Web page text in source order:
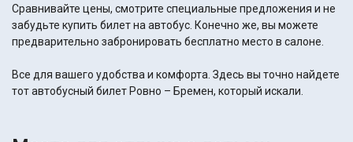
Сравнивайте цены, смотрите специальные предложения и не
забудьте купить билет на автобус. Конечно же, вы можете
предварительно забронировать бесплатно место в салоне.
Все для вашего удобства и комфорта. Здесь вы точно найдете
тот автобусный билет Ровно – Бремен, который искали.